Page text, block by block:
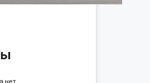
нет.